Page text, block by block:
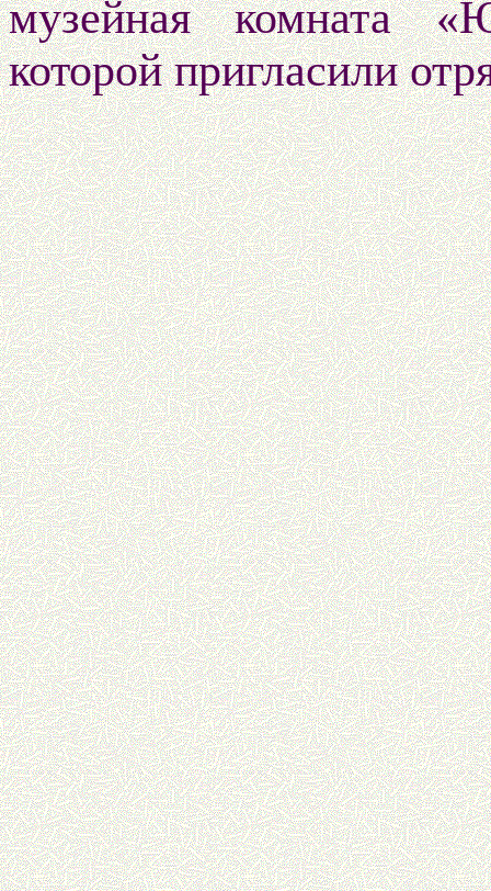
музейная комната
которой пригласили